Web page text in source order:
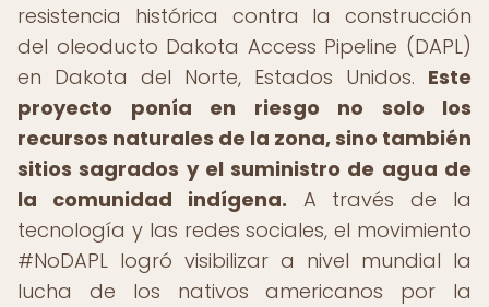
resistencia histórica contra la construcción
del oleoducto Dakota Access Pipeline (DAPL)
en Dakota del Norte, Estados Unidos. Este
proyecto ponía en riesgo no solo los
recursos naturales de la zona, sino también
sitios sagrados y el suministro de agua de
la comunidad indígena. A través de la
tecnología y las redes sociales, el movimiento
#NoDAPL logró visibilizar a nivel mundial la
lucha de los nativos americanos por la